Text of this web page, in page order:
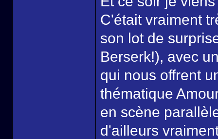
C'était vraiment
son lot de
Berserk!), avec
qui nous offrent
thématique
en scène
d'ailleurs